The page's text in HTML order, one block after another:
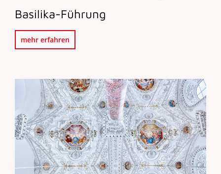
Basilika-Führung
mehr erfahren